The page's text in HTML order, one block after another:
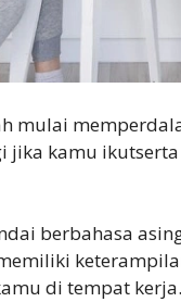
mulai
jika kamu
berbahasa
di tempat kerja.